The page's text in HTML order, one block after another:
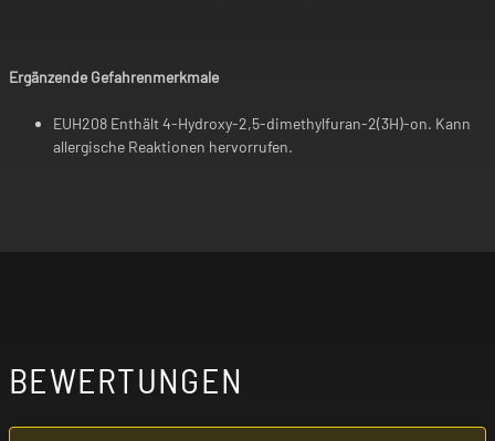
Ergänzende Gefahrenmerkmale
EUH208 Enthält 4-Hydroxy-2,5-dimethylfuran-2(3H)-on. Kann
allergische Reaktionen hervorrufen.
BEWERTUNGEN